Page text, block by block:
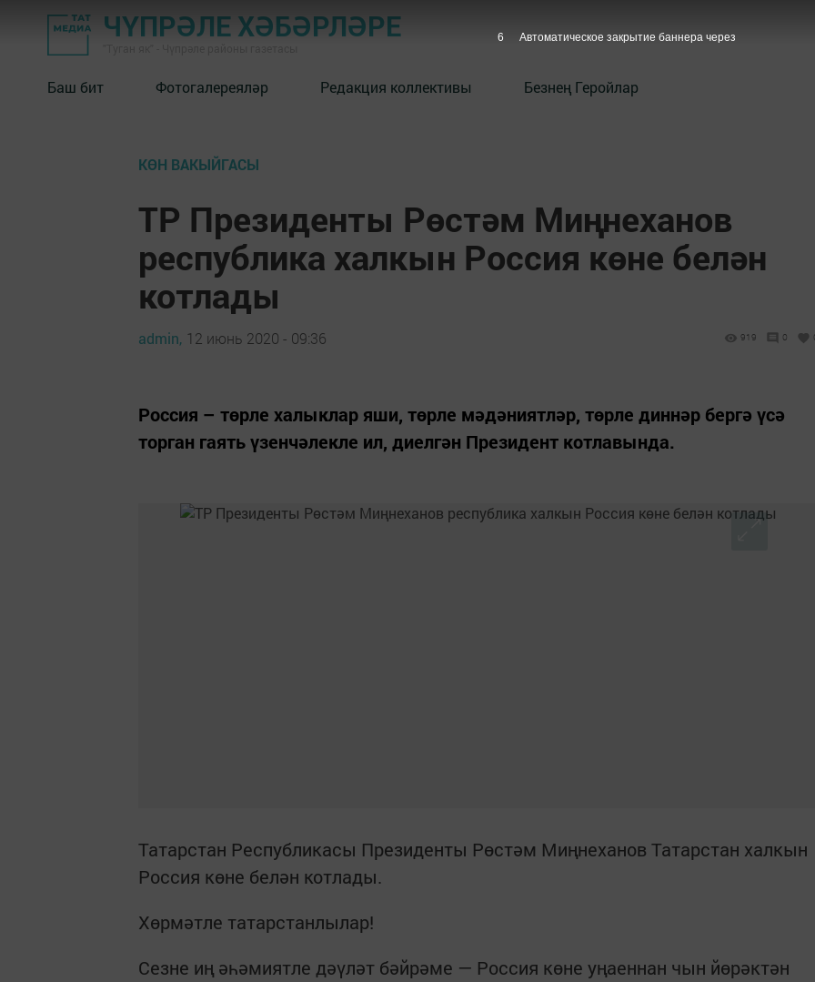
ЧҮПРӘЛЕ ХӘБӘРЛӘРЕ
Баш бит Фотогалереяләр Редакция коллективы Безнең Геройлар
КӨН ВАКЫЙГАСЫ
ТР Президенты Рөстәм Миңнеханов
республика халкын Россия көне белән
котлады
admin, 12 июнь 2020 - 09:36 919 0
Россия – төрле халыклар яши, төрле мәдәниятләр, төрле диннәр бергә үсә
торган гаять үзенчәлекле ил, диелгән Президент котлавында.
Татарстан Республикасы Президенты Рөстәм Миңнеханов Татарстан халкын
Россия көне белән котлады.
Хөрмәтле татарстанлылар!
Сезне иң әһәмиятле дәүләт бәйрәме — Россия көне уңаеннан чын йөрәктән
5 Автоматическое закрытие баннера через